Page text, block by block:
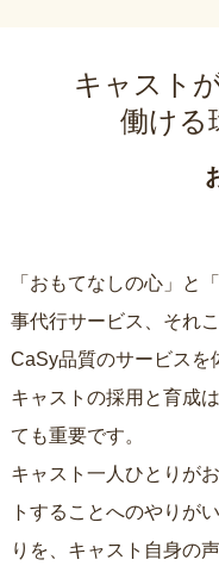
キャスト
働ける
「おもてなしの心」と
事代行サービス、それ
CaSy品質のサービスを
キャストの採用と育成は
ても重要です。
キャスト一人ひとりが
トすることへのやりが
りを、キャスト自身の